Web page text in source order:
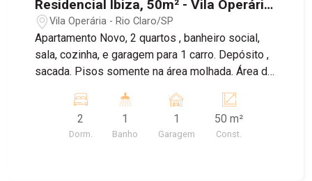
Residencial Ibiza, 50m² - Vila Operária,
Rio Claro/SP
Vila Operária - Rio Claro/SP
Apartamento Novo, 2 quartos , banheiro social,
sala, cozinha, e garagem para 1 carro. Depósito ,
sacada. Pisos somente na área molhada. Área de
espaço pets, salão de festas, playground.
2
Dorm.
1
Banho
1
Garagem
50 m²
Const.